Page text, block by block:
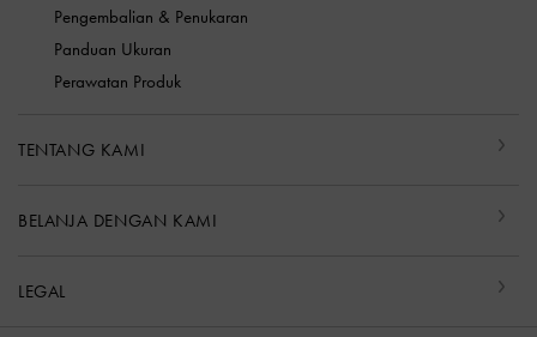
Pengembalian & Penukaran
Panduan Ukuran
Perawatan Produk
TENTANG KAMI
BELANJA DENGAN KAMI
LEGAL